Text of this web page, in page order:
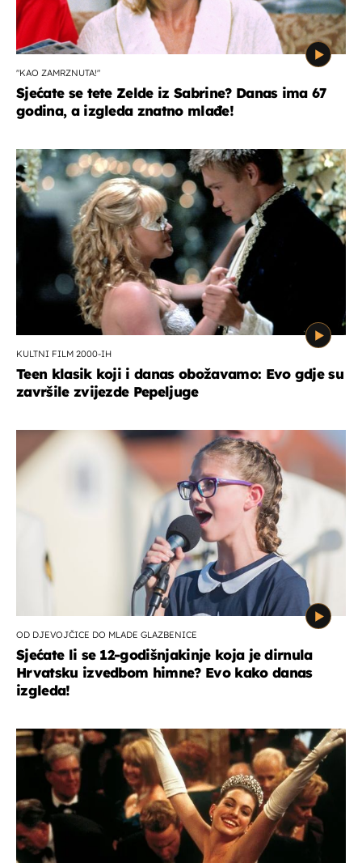
"KAO ZAMRZNUTA!"
Sjećate se tete Zelde iz Sabrine? Danas ima 67
godina, a izgleda znatno mlađe!
KULTNI FILM 2000-IH
Teen klasik koji i danas obožavamo: Evo gdje su
završile zvijezde Pepeljuge
OD DJEVOJČICE DO MLADE GLAZBENICE
Sjećate li se 12-godišnjakinje koja je dirnula
Hrvatsku izvedbom himne? Evo kako danas
izgleda!